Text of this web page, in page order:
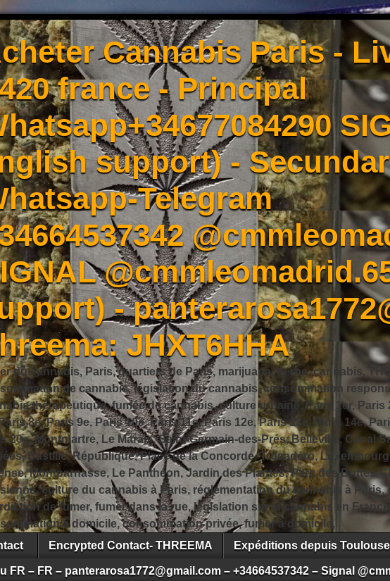
Cannabis Paris -
france - Principal
support) -
Telegram
-
JHXT6HHA
du cannabis, Paris, quartiers de Paris, marijuana, herbe, cannabis,
de cannabis, législation du cannabis, consommation
thérapeutique, fumée de cannabis, culture urbaine, Paris 1er, Paris
8e, Paris 9e, Paris 10e, Paris 11e, Paris 12e, Paris 13e, Paris 14e,
20e, Montmartre, Le Marais, Saint-Germain-des-Prés, Belleville, Canal
Bastille, République, Place de la Concorde, Trocadéro,
Montparnasse, Le Panthéon, Jardin des Plantes, Parc des Buttes-
culture du cannabis à Paris, réglementation du cannabis à
de fumer, fumer dans la rue, législation sur le cannabis en
à domicile, consommation privée, fumer à domicile,
Encrypted Contact- THREEMA Expéditions depuis Toulouse
FR – FR – panterarosa1772@gmail.com – +34664537342 – Signal